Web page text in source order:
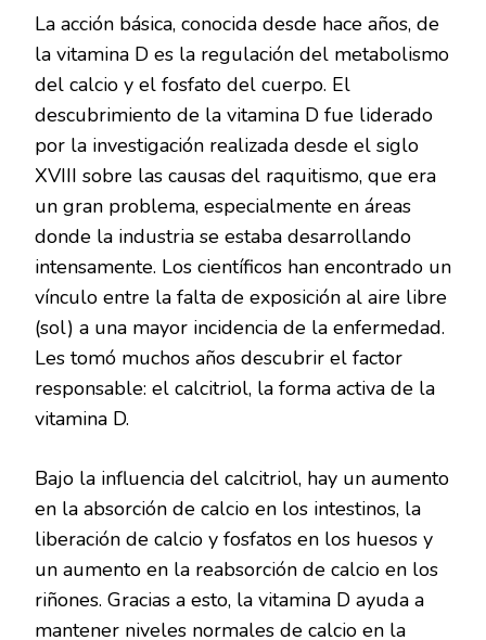
La acción básica, conocida desde hace años, de
la vitamina D es la regulación del metabolismo
del calcio y el fosfato del cuerpo. El
descubrimiento de la vitamina D fue liderado
por la investigación realizada desde el siglo
XVIII sobre las causas del raquitismo, que era
un gran problema, especialmente en áreas
donde la industria se estaba desarrollando
intensamente. Los científicos han encontrado un
vínculo entre la falta de exposición al aire libre
(sol) a una mayor incidencia de la enfermedad.
Les tomó muchos años descubrir el factor
responsable: el calcitriol, la forma activa de la
vitamina D.
Bajo la influencia del calcitriol, hay un aumento
en la absorción de calcio en los intestinos, la
liberación de calcio y fosfatos en los huesos y
un aumento en la reabsorción de calcio en los
riñones. Gracias a esto, la vitamina D ayuda a
mantener niveles normales de calcio en la